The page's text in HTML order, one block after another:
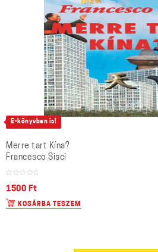
E-könyvben is!
Merre tart Kína?
Francesco Sisci
1500 Ft
KOSÁRBA TESZEM